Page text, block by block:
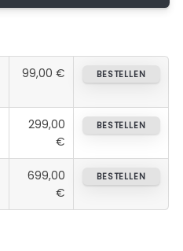
99,00 € BESTELLEN
299,00
€
BESTELLEN
699,00
€
BESTELLEN